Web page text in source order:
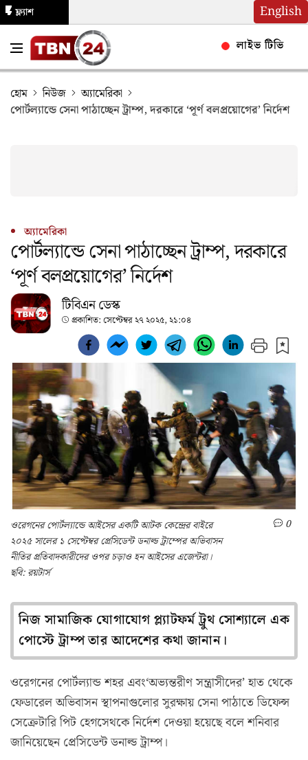
English
ফ্ল্যাশ
লাইভ টিভি
হোম নিউজ
অ্যামেরিকা
পোর্টল্যান্ডে সেনা পাঠাচ্ছেন ট্রাম্প, দরকারে ‘পূর্ণ বলপ্রয়োগের’ নির্দেশ
অ্যামেরিকা
পোর্টল্যান্ডে সেনা পাঠাচ্ছেন ট্রাম্প, দরকারে
‘পূর্ণ বলপ্রয়োগের’ নির্দেশ
টিবিএন ডেস্ক
প্রকাশিত: সেপ্টেম্বর ২৭ ২০২৫, ২১:০৪
ওরেগনের পোর্টল্যান্ডে আইসের একটি আটক কেন্দ্রের বাইরে
২০২৫ সালের ১ সেপ্টেম্বর প্রেসিডেন্ট ডনাল্ড ট্রাম্পের অভিবাসন
নীতির প্রতিবাদকারীদের ওপর চড়াও হন আইসের এজেন্টরা।
ছবি: রয়টার্স
0
নিজ সামাজিক যোগাযোগ প্ল্যাটফর্ম ট্রুথ সোশ্যালে এক
পোস্টে ট্রাম্প তার আদেশের কথা জানান।
ওরেগনের পোর্টল্যান্ড শহর এবং‘অভ্যন্তরীণ সন্ত্রাসীদের’ হাত থেকে
ফেডারেল অভিবাসন স্থাপনাগুলোর সুরক্ষায় সেনা পাঠাতে ডিফেন্স
সেক্রেটারি পিট হেগসেথকে নির্দেশ দেওয়া হয়েছে বলে শনিবার
জানিয়েছেন প্রেসিডেন্ট ডনাল্ড ট্রাম্প।